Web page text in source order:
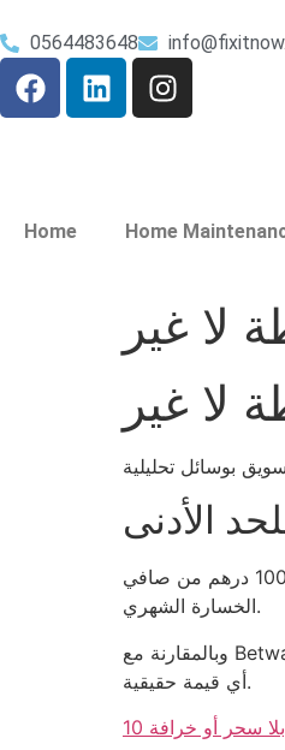
0564483648
Home Home
لا غير
لا غير
الأدنى
من الناحية الرياضية، إذا كان الحد الأدنى 5 دراهم وتفرض نسبة عائد 92%، فإن العائد المتوقع لكل لاعب هو 4.6 درهم، أي لا شيء يذكر إذا ما قورنت بـ 1000 درهم من صافي
الخسارة الشهري.
وبالمقارنة مع Betway الذي يفرض حدًا أدنى 10 دراهم، فإن الفارق في المخاطرة هو 5 دراهم فقط، لكن الفارق في العروض هو أن Betway يضيف “مراهنات مجانية” لا تضيف
أي قيمة حقيقية.
بلا سحر أو خرافة